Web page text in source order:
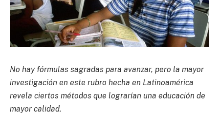
No hay fórmulas sagradas para avanzar, pero la mayor
investigación en este rubro hecha en Latinoamérica
revela ciertos métodos que lograrían una educación de
mayor calidad.